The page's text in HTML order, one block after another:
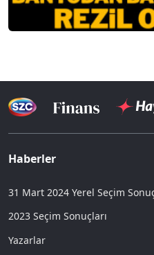
Haberler
31 Mart 2024 Yerel Seçim
2023 Seçim Sonuçları
Yazarlar